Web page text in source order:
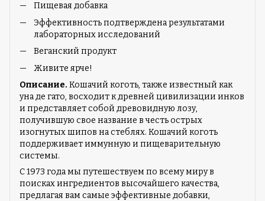
Пищевая добавка
Эффективность подтверждена результатами
лабораторных исследований
Веганский продукт
Живите ярче!
Описание. Кошачий коготь, также известный как
уна де гато, восходит к древней цивилизации инков
и представляет собой древовидную лозу,
получившую свое название в честь острых
изогнутых шипов на стеблях. Кошачий коготь
поддерживает иммунную и пищеварительную
системы.
С 1973 года мы путешествуем по всему миру в
поисках ингредиентов высочайшего качества,
предлагая вам самые эффективные добавки,